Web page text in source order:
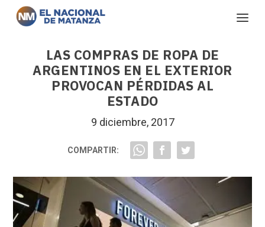
LAS COMPRAS DE ROPA DE
ARGENTINOS EN EL EXTERIOR
PROVOCAN PÉRDIDAS AL
ESTADO
9 diciembre, 2017
COMPARTIR: